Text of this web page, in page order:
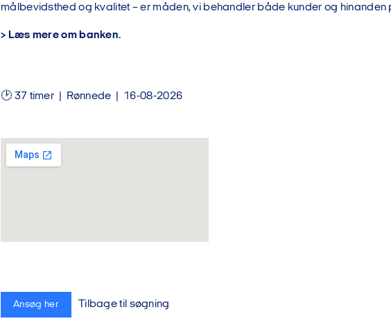
målbevidsthed og kvalitet – er måden, vi behandler både kunder og hinanden
> Læs mere om banken.
🕑 37 timer | Rønnede | 16-08-2026
Ansøg her Tilbage til søgning